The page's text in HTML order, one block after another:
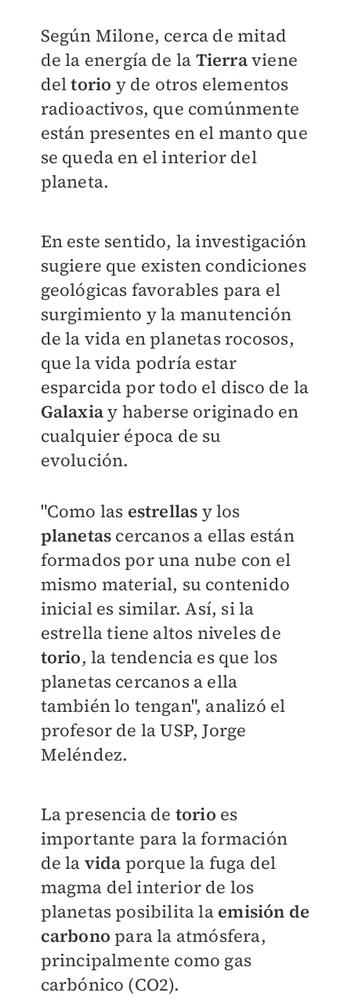
Según Milone, cerca de mitad
de la energía de la Tierraviene
deltorio y de otros elementos
radioactivos, que comúnmente
están presentes en el manto que
se queda en el interior del
planeta.
En este sentido, la investigación
sugiere que existen condiciones
geológicas favorables para el
surgimiento y la manutención
de la vida en planetas rocosos,
que la vida podría estar
esparcida por todo el disco de la
Galaxiay haberse originado en
cualquier época de su
evolución.
"Como las estrellas y los
planetas cercanos a ellas están
formados por una nube con el
mismo material, su contenido
inicial es similar. Así, si la
estrella tiene altos niveles de
torio, la tendencia es que los
planetas cercanos a ella
también lo tengan", analizó el
profesor de la USP, Jorge
Meléndez.
La presencia de torio es
importante para la formación
de la vida porque la fuga del
magma del interior de los
planetas posibilita laemisión de
carbono para la atmósfera,
principalmente como gas
carbónico (CO2).